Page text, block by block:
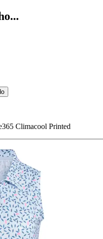
Climacool Printed